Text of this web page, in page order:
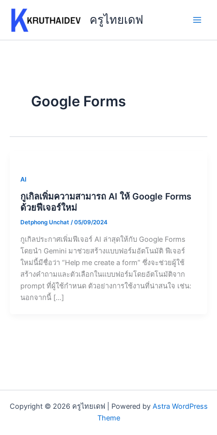
content
ครูไทยเดฟ
Google Forms
AI
กูเกิลเพิ่มความสามารถ AI ให้ Google Forms
ด้วยฟีเจอร์ใหม่
Detphong Unchat /05/09/2024
กูเกิลประกาศเพิ่มฟีเจอร์ AI ล่าสุดให้กับ Google Forms
โดยนำ Gemini มาช่วยสร้างแบบฟอร์มอัตโนมัติ ฟีเจอร์
ใหม่นี้มีชื่อว่า “Help me create a form” ซึ่งจะช่วยผู้ใช้
สร้างคำถามและตัวเลือกในแบบฟอร์มโดยอัตโนมัติจาก
prompt ที่ผู้ใช้กำหนด ตัวอย่างการใช้งานที่น่าสนใจ เช่น:
นอกจากนี้ […]
Copyright © 2026 ครูไทยเดฟ | Powered by Astra WordPress
Theme